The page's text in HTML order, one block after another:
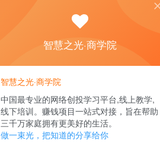
智慧之光·商学院
智慧之光·商学院
中国最专业的网络创投学习平台,线上教学,
线下培训。赚钱项目一站式对接，旨在帮助
三千万家庭拥有更美好的生活。
做一束光，把知道的分享给你